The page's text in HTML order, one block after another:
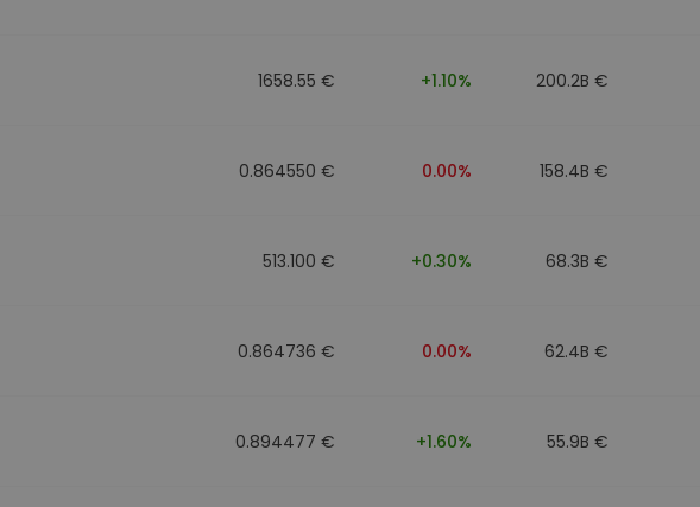
1658.55 € +1.10% 200.2B €
0.864550 € 0.00% 158.4B €
513.100 € +0.30% 68.3B €
0.864736 € 0.00% 62.4B €
0.894477 € +1.60% 55.9B €